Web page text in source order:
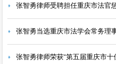
张智勇律师受聘担任重庆市法官
张智勇当选重庆市法学会常务理
张智勇律师荣获“第五届重庆市十